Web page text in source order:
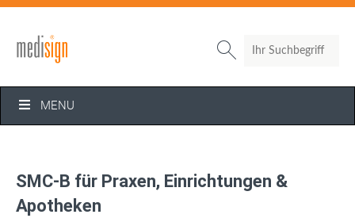
 Search
MENU
SMC-B für Praxen, Einrichtungen &
Apotheken